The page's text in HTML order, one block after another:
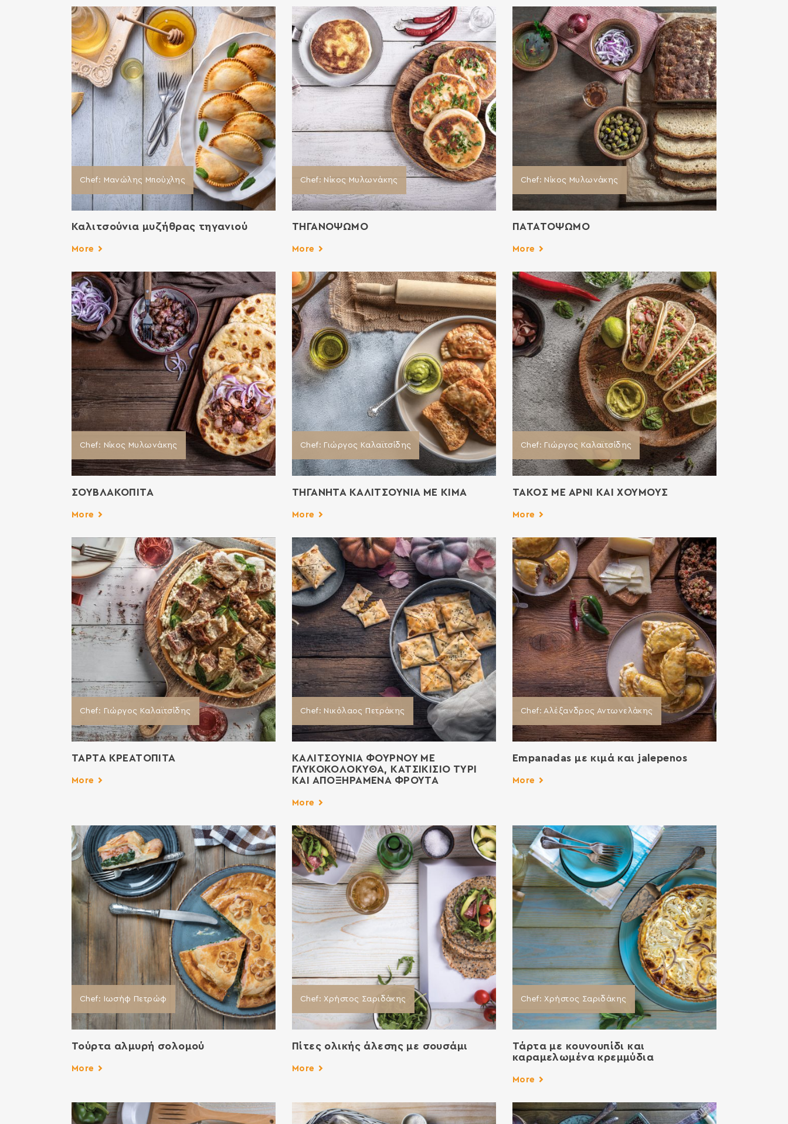
Chef: Μανώλης Μπούχλης
Καλιτσούνια μυζήθρας τηγανιού
More
Chef: Νίκος Μυλωνάκης
ΤΗΓΑΝΟΨΩΜΟ
More
Chef: Νίκος Μυλωνάκης
ΠΑΤΑΤΟΨΩΜΟ
More
Chef: Νίκος Μυλωνάκης
ΣΟΥΒΛΑΚΟΠΙΤΑ
More
Chef: Γιώργος Καλαϊτσίδης
ΤΗΓΑΝΗΤΑ ΚΑΛΙΤΣΟΥΝΙΑ ΜΕ ΚΙΜΑ
More
Chef: Γιώργος Καλαϊτσίδης
ΤΑΚΟΣ ΜΕ ΑΡΝΙ ΚΑΙ ΧΟΥΜΟΥΣ
More
Chef: Γιώργος Καλαϊτσίδης
ΤΑΡΤΑ ΚΡΕΑΤΟΠΙΤΑ
More
Chef: Νικόλαος Πετράκης
ΚΑΛΙΤΣΟΥΝΙΑ ΦΟΥΡΝΟΥ ΜΕ
ΓΛΥΚΟΚΟΛΟΚΥΘΑ, ΚΑΤΣΙΚΙΣΙΟ ΤΥΡΙ
ΚΑΙ ΑΠΟΞΗΡΑΜΕΝΑ ΦΡΟΥΤΑ
More
Chef: Aλέξανδρος Αντωνελάκης
Empanadas με κιμά και jalepenos
More
Chef: Ιωσήφ Πετρώφ
Τούρτα αλμυρή σολομού
More
Chef: Χρήστος Σαριδάκης
Πίτες ολικής άλεσης με σουσάμι
More
Chef: Χρήστος Σαριδάκης
Τάρτα με κουνουπίδι και
καραμελωμένα κρεμμύδια
More